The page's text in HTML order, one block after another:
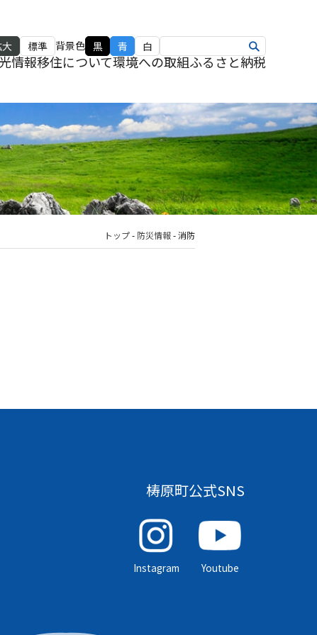
大 標準 背景色 黒 青 白
情報移住について環境への取組ふるさと納税
トップ- 防災情報-消防
梼原町公式SNS
Instagram Youtube